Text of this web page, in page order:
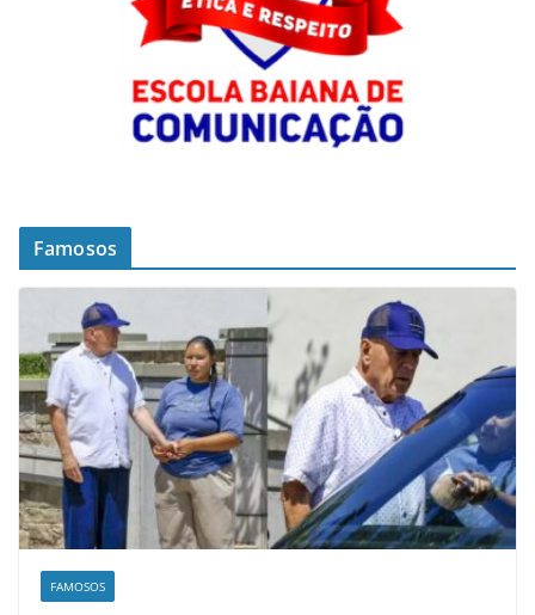
Famosos
FAMOSOS